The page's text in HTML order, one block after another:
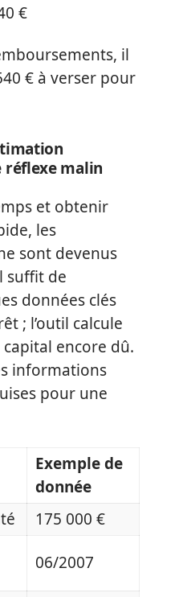
€
il
€ à verser pour
réflexe malin
et obtenir
les
sont devenus
suffit de
données clés
; l’outil calcule
encore dû.
informations
pour une
Exemple de
donnée
175 000 €
06/2007